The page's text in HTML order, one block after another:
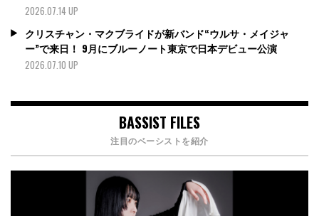
2026.07.14 UP
クリスチャン・マクブライドが新バンド“ウルサ・メイジャ
ー”で来日！ 9月にブルーノート東京で日本デビュー公演
2026.07.10 UP
BASSIST FILES
注目のベーシストを紹介